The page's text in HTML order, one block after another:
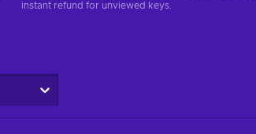
instant refund for unviewed keys.